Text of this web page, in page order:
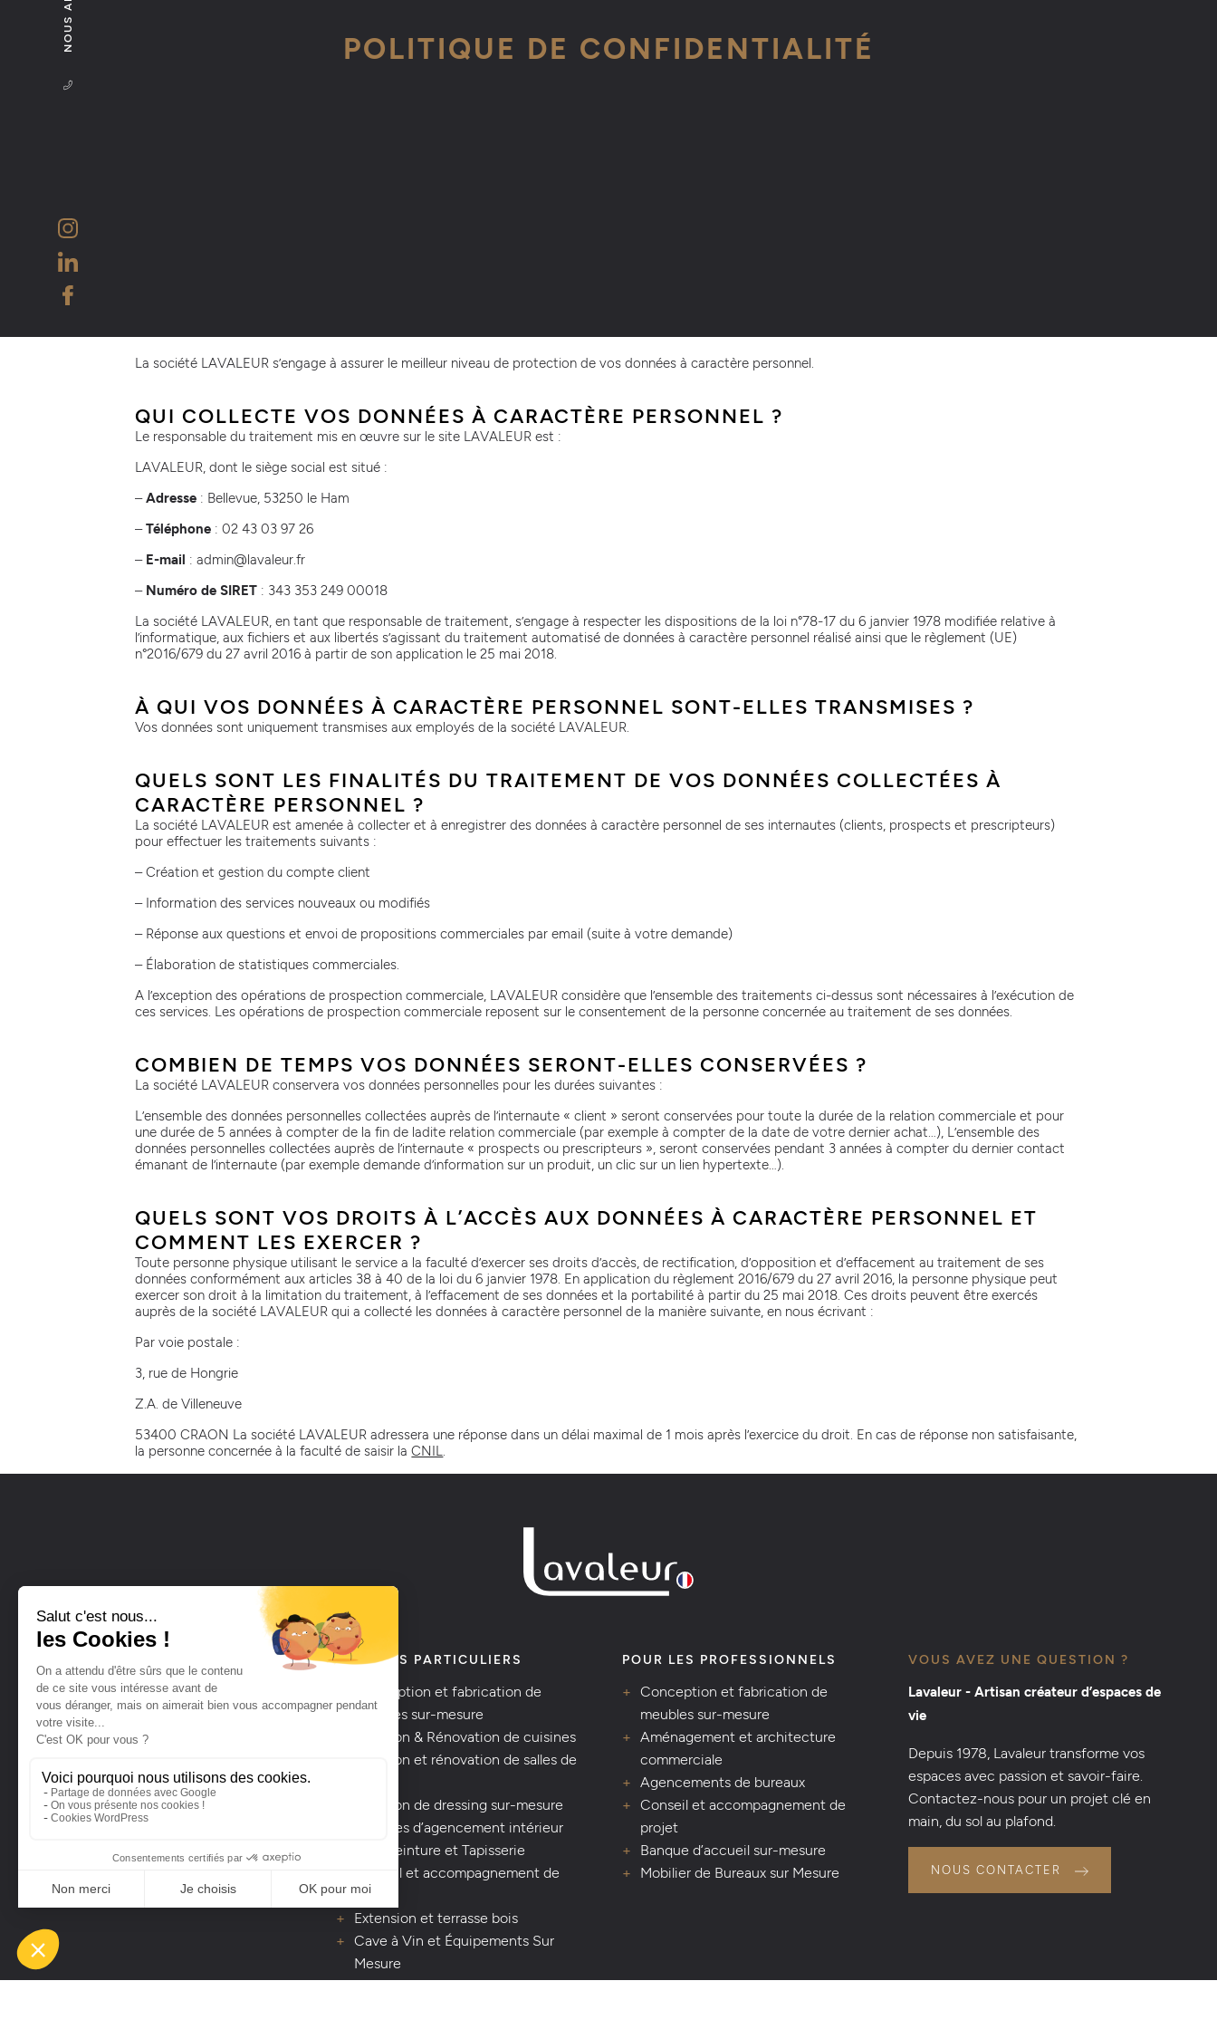
POLITIQUE DE CONFIDENTIALITÉ
La société LAVALEUR s’engage à assurer le meilleur niveau de protection de vos données à caractère personnel.
QUI COLLECTE VOS DONNÉES À CARACTÈRE PERSONNEL ?
Le responsable du traitement mis en œuvre sur le site LAVALEUR est :
LAVALEUR, dont le siège social est situé :
–Adresse : Bellevue, 53250 le Ham
–Téléphone : 02 43 03 97 26
– E-mail : admin@lavaleur.fr
– Numéro de SIRET : 343 353 249 00018
La société LAVALEUR, en tant que responsable de traitement, s’engage à respecter les dispositions de la loi n°78-17 du 6 janvier 1978 modifiée relative à
l’informatique, aux fichiers et aux libertés s’agissant du traitement automatisé de données à caractère personnel réalisé ainsi que le règlement (UE)
n°2016/679 du 27 avril 2016 à partir de son application le 25 mai 2018.
À QUI VOS DONNÉES À CARACTÈRE PERSONNEL SONT-ELLES TRANSMISES ?
Vos données sont uniquement transmises aux employés de la société LAVALEUR.
QUELS SONT LES FINALITÉS DU TRAITEMENT DE VOS DONNÉES COLLECTÉES À
CARACTÈRE PERSONNEL ?
La société LAVALEUR est amenée à collecter et à enregistrer des données à caractère personnel de ses internautes (clients, prospects et prescripteurs)
pour effectuer les traitements suivants :
– Création et gestion du compte client
– Information des services nouveaux ou modifiés
– Réponse aux questions et envoi de propositions commerciales par email (suite à votre demande)
– Élaboration de statistiques commerciales.
A l’exception des opérations de prospection commerciale, LAVALEUR considère que l’ensemble des traitements ci-dessus sont nécessaires à l’exécution de
ces services. Les opérations de prospection commerciale reposent sur le consentement de la personne concernée au traitement de ses données.
COMBIEN DE TEMPS VOS DONNÉES SERONT-ELLES CONSERVÉES ?
La société LAVALEUR conservera vos données personnelles pour les durées suivantes :
L’ensemble des données personnelles collectées auprès de l’internaute « client » seront conservées pour toute la durée de la relation commerciale et pour
une durée de 5 années à compter de la fin de ladite relation commerciale (par exemple à compter de la date de votre dernier achat…), L’ensemble des
données personnelles collectées auprès de l’internaute « prospects ou prescripteurs », seront conservées pendant 3 années à compter du dernier contact
émanant de l’internaute (par exemple demande d’information sur un produit, un clic sur un lien hypertexte…).
QUELS SONT VOS DROITS À L’ACCÈS AUX DONNÉES À CARACTÈRE PERSONNEL ET
COMMENT LES EXERCER ?
Toute personne physique utilisant le service a la faculté d’exercer ses droits d’accès, de rectification, d’opposition et d’effacement au traitement de ses
données conformément aux articles 38 à 40 de la loi du 6 janvier 1978. En application du règlement 2016/679 du 27 avril 2016, la personne physique peut
exercer son droit à la limitation du traitement, à l’effacement de ses données et la portabilité à partir du 25 mai 2018. Ces droits peuvent être exercés
auprès de la société LAVALEUR qui a collecté les données à caractère personnel de la manière suivante, en nous écrivant :
Par voie postale :
3, rue de Hongrie
Z.A. de Villeneuve
53400 CRAON La société LAVALEUR adressera une réponse dans un délai maximal de 1 mois après l’exercice du droit. En cas de réponse non satisfaisante,
la personne concernée à la faculté de saisir laCNIL.
Bellevue
53250 Le Ham
POUR LES PARTICULIERS
Conception et fabrication de
meubles sur-mesure
Création & Rénovation de cuisines
Création et rénovation de salles de
Création de dressing sur-mesure
Services d’agencement intérieur
Sols, Peinture et Tapisserie
Conseil et accompagnement de
projet
Extension et terrasse bois
Cave à Vin et Équipements Sur
Mesure
POUR LES PROFESSIONNELS
Conception et fabrication de
meubles sur-mesure
Aménagement et architecture
commerciale
Agencements de bureaux
Conseil et accompagnement de
projet
Banque d’accueil sur-mesure
Mobilier de Bureaux sur Mesure
VOUS AVEZ UNE QUESTION ?
Lavaleur - Artisan créateur d’espaces de
vie
Depuis 1978, Lavaleur transforme vos
espaces avec passion et savoir-faire.
Contactez-nous pour un projet clé en
main, du sol au plafond.
NOUS CONTACTER